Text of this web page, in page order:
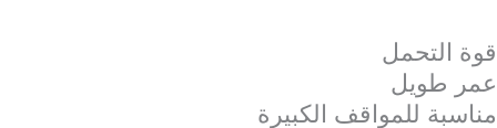
قوة التحمل
عمر طويل
مناسبة للمواقف الكبيرة